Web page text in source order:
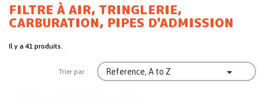
FILTRE À AIR, TRINGLERIE,
CARBURATION, PIPES D'ADMISSION
Il y a 41 produits.
Trier par : Reference, A to Z 